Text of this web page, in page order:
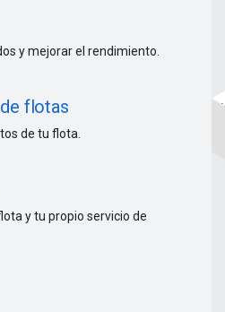
y mejorar el rendimiento.
flotas
de tu flota.
y tu propio servicio de